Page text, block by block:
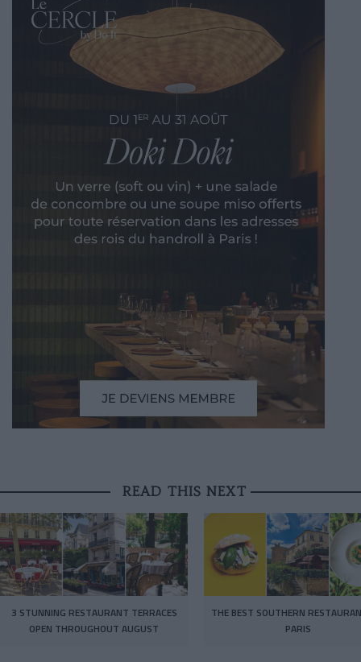
READ THIS NEXT
3 STUNNING RESTAURANT TERRACES
OPEN THROUGHOUT AUGUST
THE BEST SOUTHERN
PARIS